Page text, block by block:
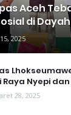
Aceh
di
2025
Raya Nyepi
28, 2025